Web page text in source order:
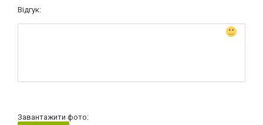
Відгук:
Завантажити фото: